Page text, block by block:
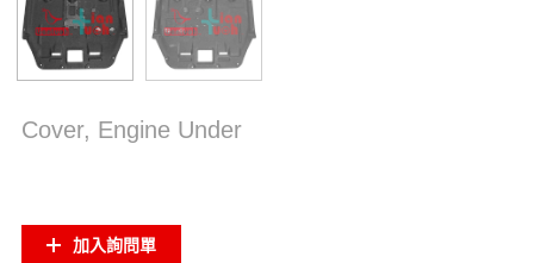
Cover, Engine Under
加入詢問單